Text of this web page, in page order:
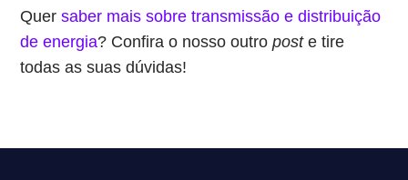
Quersaber mais sobre transmissão e distribuição
de energia? Confira o nosso outro poste tire
todas as suas dúvidas!